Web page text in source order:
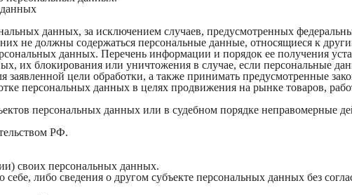
данных, за исключением случаев, предусмотренных
не должны содержаться персональные данные, относящиеся к
данных. Перечень информации и порядок ее получения
их блокирования или уничтожения в случае, если персональные
цели обработки, а также принимать предусмотренные
персональных данных в целях продвижения на рынке товаров,
персональных данных или в судебном порядке неправомерные
РФ.
своих персональных данных.
либо сведения о другом субъекте персональных данных без